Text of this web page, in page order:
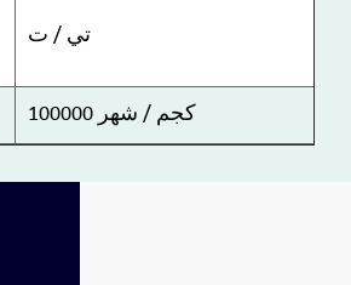
تي / ت
100000 كجم / شهر